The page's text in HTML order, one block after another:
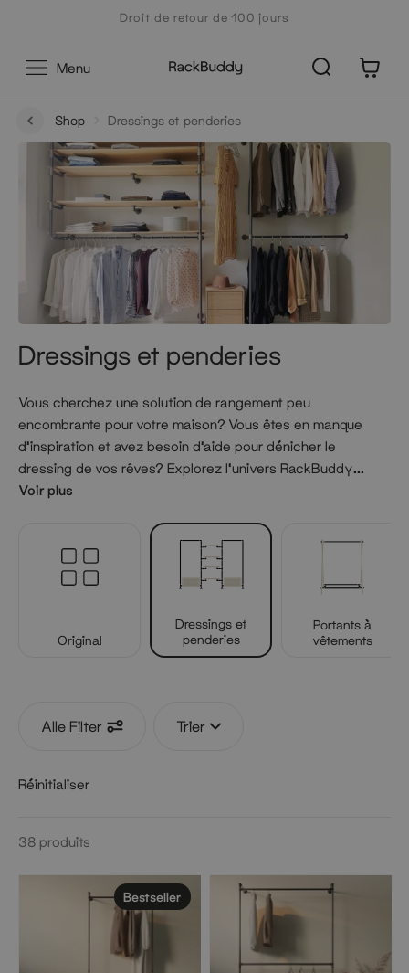
Droit de retour de 100 jours
Menu
Shop Dressings et penderies
Dressings et penderies
Vous cherchez une solution de rangement peu
encombrante pour votre maison? Vous êtes en manque
d’inspiration et avez besoin d’aide pour dénicher le
dressing de vos rêves? Explorez l’univers RackBuddy...
Voir plus
rangement sur mesure adaptée à vos besoins et à votre
espace. Naviguez sur cette page pour découvrir nos
différents dressings, choisissez le modèle qui correspond
penderies
étagères
Original
Dressings et
penderies
Portants à
vêtements
Alle Filter Trier
Réinitialiser
38 produits
Bestseller